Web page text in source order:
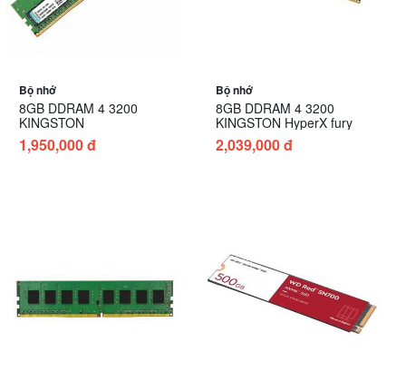
Bộ nhớ
8GB DDRAM 4 3200
KINGSTON
1,950,000 đ
Bộ nhớ
8GB DDRAM 4 3200
KINGSTON HyperX fury
2,039,000 đ